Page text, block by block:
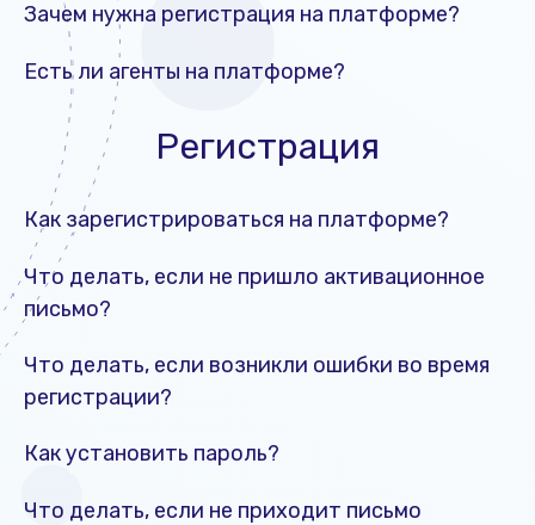
Зачем нужна регистрация на платформе?
Есть ли агенты на платформе?
Регистрация
Как зарегистрироваться на платформе?
Что делать, если не пришло активационное
письмо?
Что делать, если возникли ошибки во время
регистрации?
Как установить пароль?
Что делать, если не приходит письмо